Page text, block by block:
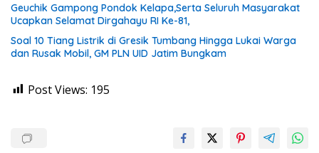
Geuchik Gampong Pondok Kelapa,Serta Seluruh Masyarakat
Ucapkan Selamat Dirgahayu RI Ke-81,
Soal 10 Tiang Listrik di Gresik Tumbang Hingga Lukai Warga
dan Rusak Mobil, GM PLN UID Jatim Bungkam
Post Views: 195